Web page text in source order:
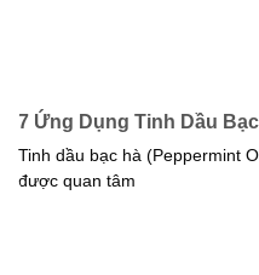
7 Ứng Dụng Tinh Dầu
Tinh dầu bạc hà (Peppermint
được quan tâm